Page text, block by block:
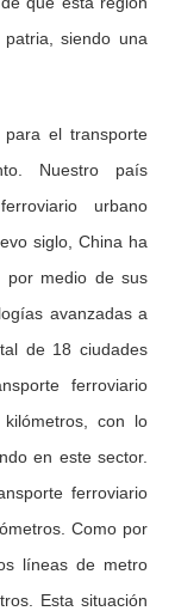
siendo una
para el transporte
Nuestro país
urbano
siglo, China ha
por medio de sus
avanzadas a
de 18 ciudades
ferroviario
con lo
en este sector.
ferroviario
Como por
líneas de metro
Esta situación